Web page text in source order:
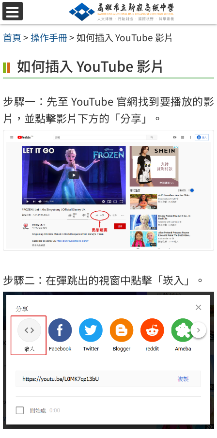
跳
至
主
內
區
選
單
首頁>操作手冊>如何插入 YouTube 影片
如何插入 YouTube 影片
步驟一：先至 YouTube 官網找到要播放的影
片，並點擊影片下方的「分享」。
步驟二：在彈跳出的視窗中點擊「崁入」。